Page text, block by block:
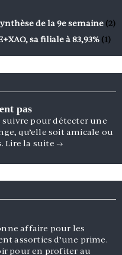
de la 9e semaine (2)
sa filiale à 83,93% (1)
pas
suivre pour détecter une
qu’elle soit amicale ou
Lire la suite →
affaire pour les
assorties d’une prime.
pour en profiter au